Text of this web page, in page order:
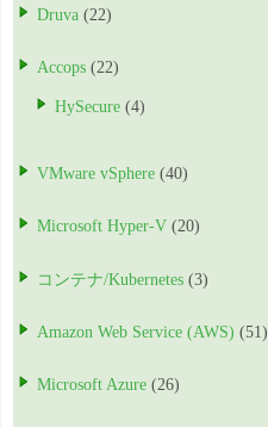
Druva (22)
Accops (22)
HySecure (4)
VMware vSphere (40)
Microsoft Hyper-V (20)
コンテナ/Kubernetes (3)
Amazon Web Service (AWS) (51)
Microsoft Azure (26)